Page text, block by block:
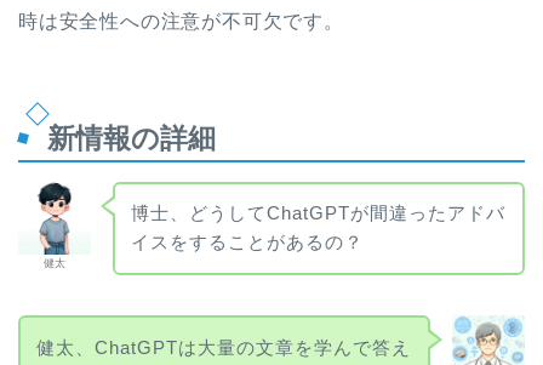
時は安全性への注意が不可欠です。
新情報の詳細
健太
博士、どうしてChatGPTが間違ったアドバ
イスをすることがあるの？
健太、ChatGPTは大量の文章を学んで答え